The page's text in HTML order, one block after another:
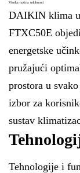
Visoka razina udobnosti
DAIKIN klima
FTXC50E
energetske
pružajući
prostora u
izbor za
sustav
Tehnologije i